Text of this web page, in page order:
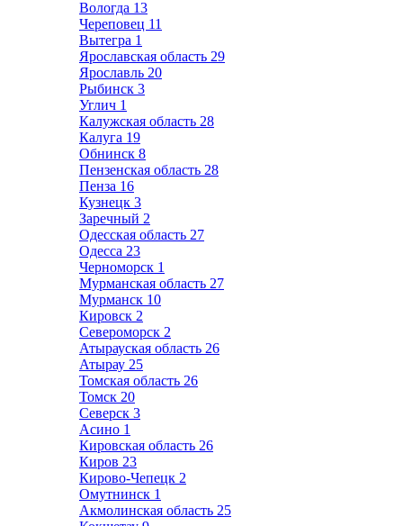
Вологда 13
Череповец 11
Вытегра 1
Ярославская область 29
Ярославль 20
Рыбинск 3
Углич 1
Калужская область 28
Калуга 19
Обнинск 8
Пензенская область 28
Пенза 16
Кузнецк 3
Заречный 2
Одесская область 27
Одесса 23
Черноморск 1
Мурманская область 27
Мурманск 10
Кировск 2
Североморск 2
Атырауская область 26
Атырау 25
Томская область 26
Томск 20
Северск 3
Асино 1
Кировская область 26
Киров 23
Кирово-Чепецк 2
Омутнинск 1
Акмолинская область 25